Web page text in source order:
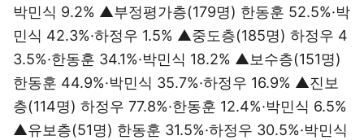
박민식 9.2% ▲부정평가층(179명) 한동훈 52.5%·박
민식 42.3%·하정우 1.5% ▲중도층(185명) 하정우 4
3.5%·한동훈 34.1%·박민식 18.2% ▲보수층(151명)
한동훈 44.9%·박민식 35.7%·하정우 16.9% ▲진보
층(114명) 하정우 77.8%·한동훈 12.4%·박민식 6.5%
▲유보층(51명) 한동훈 31.5%·하정우 30.5%·박민식